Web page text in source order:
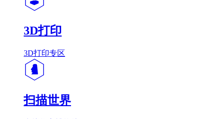
3D打印
3D打印专区
扫描世界